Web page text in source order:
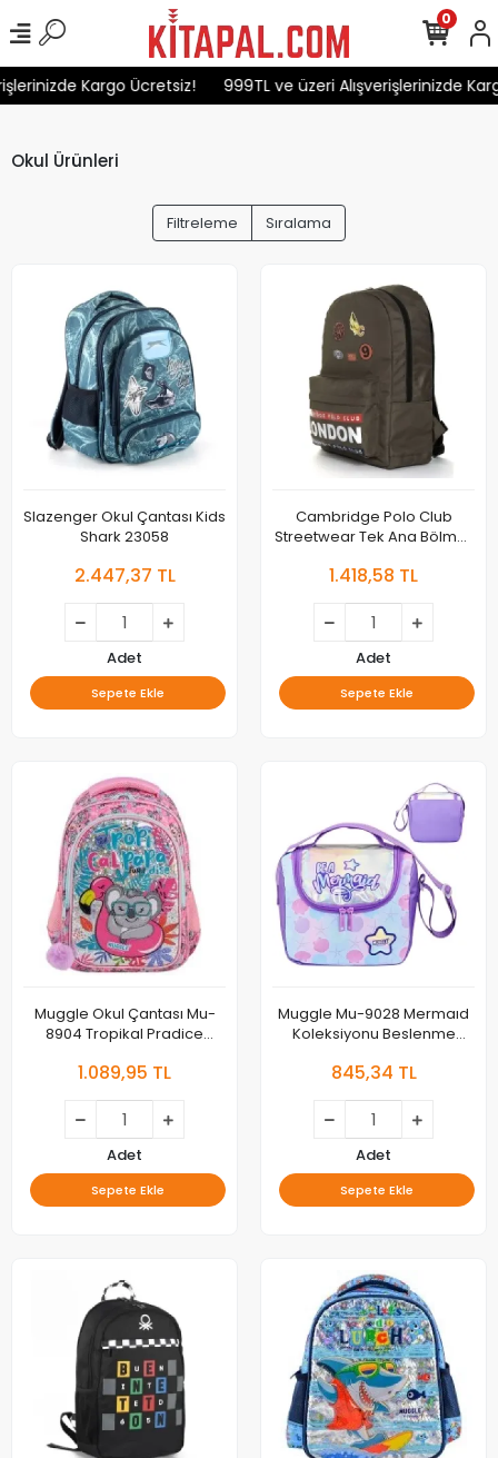
Kargo Ücretsiz! 999TL ve üzeri Alışverişlerinizde
0
Okul Ürünleri
Filtreleme Sıralama
Slazenger Okul Çantası Kids
Shark 23058
2.447,37 TL
Adet
Sepete Ekle
Cambridge Polo Club
Streetwear Tek Ana Bölmeli
Çantası Cpo4013-0025-
1.418,58 TL
Adet
Sepete Ekle
Muggle Okul Çantası Mu-
8904 Tropikal Pradice
1.089,95 TL
Adet
Sepete Ekle
Muggle Mu-9028 Mermaıd
Koleksiyonu Beslenme
845,34 TL
Adet
Sepete Ekle